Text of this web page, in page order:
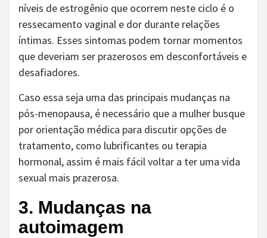
níveis de estrogênio que ocorrem neste ciclo é o
ressecamento vaginal e dor durante relações
íntimas. Esses sintomas podem tornar momentos
que deveriam ser prazerosos em desconfortáveis e
desafiadores.
Caso essa seja uma das principais mudanças na
pós-menopausa, é necessário que a mulher busque
por orientação médica para discutir opções de
tratamento, como lubrificantes ou terapia
hormonal, assim é mais fácil voltar a ter uma vida
sexual mais prazerosa.
3. Mudanças na
autoimagem